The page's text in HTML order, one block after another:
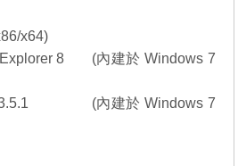
x64)
8
(內建於 Windows 7
(內建於 Windows 7